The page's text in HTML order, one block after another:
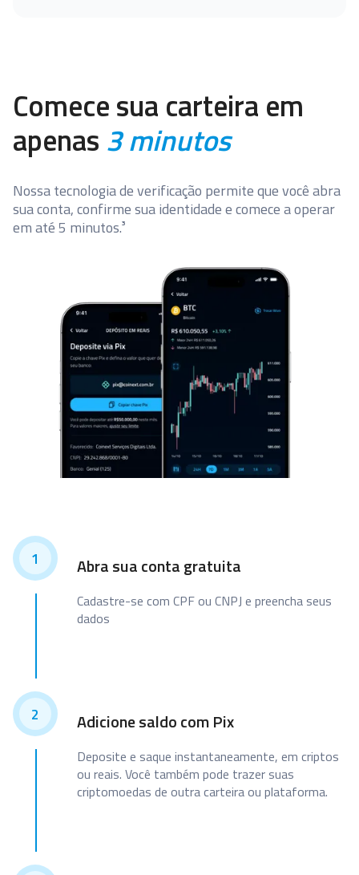
Comece sua carteira em
apenas 3 minutos
Nossa tecnologia de verificação permite que você abra
sua conta, confirme sua identidade e comece a operar
em até 5 minutos.³
1 Abra sua conta gratuita
Cadastre-se com CPF ou CNPJ e preencha seus
dados
2 Adicione saldo com Pix
Deposite e saque instantaneamente, em criptos
ou reais. Você também pode trazer suas
criptomoedas de outra carteira ou plataforma.